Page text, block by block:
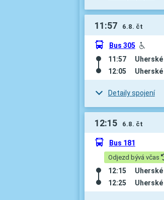
11:57 6.8. čt
÷ Bus 305 H
11:57
12:05
Detaily spojení
12:15 6.8. čt
÷ Bus 181
Odjezd bývá včas
12:15
12:25